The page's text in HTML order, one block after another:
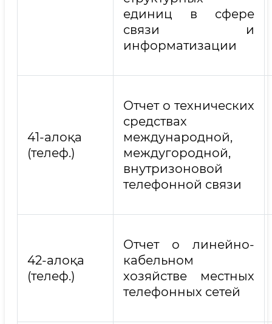
единиц в сфере
связи и
информатизации
41-алоқа
(телеф.)
Отчет о технических
средствах
международной,
междугородной,
внутризоновой
телефонной связи
42-алоқа
(телеф.)
Отчет о линейно-
кабельном
хозяйстве местных
телефонных сетей